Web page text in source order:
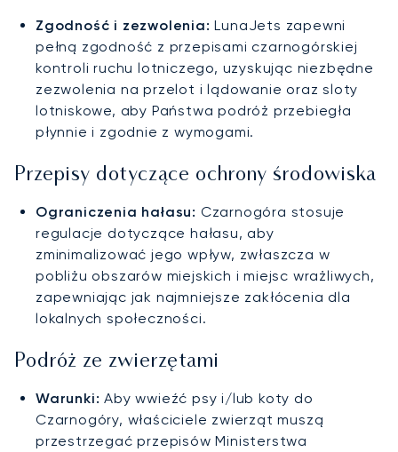
Zgodność i zezwolenia: LunaJets zapewni
pełną zgodność z przepisami czarnogórskiej
kontroli ruchu lotniczego, uzyskując niezbędne
zezwolenia na przelot i lądowanie oraz sloty
lotniskowe, aby Państwa podróż przebiegła
płynnie i zgodnie z wymogami.
Przepisy dotyczące ochrony środowiska
Ograniczenia hałasu: Czarnogóra stosuje
regulacje dotyczące hałasu, aby
zminimalizować jego wpływ, zwłaszcza w
pobliżu obszarów miejskich i miejsc wrażliwych,
zapewniając jak najmniejsze zakłócenia dla
lokalnych społeczności.
Podróż ze zwierzętami
Warunki: Aby wwieźć psy i/lub koty do
Czarnogóry, właściciele zwierząt muszą
przestrzegać przepisów Ministerstwa